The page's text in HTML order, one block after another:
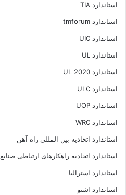
استاندارد TIA
استاندارد tmforum
استاندارد UIC
استاندارد UL
استاندارد UL 2020
استاندارد ULC
استاندارد UOP
استاندارد WRC
استاندارد اتحاديه بين المللي راه آهن
استاندارد اتحادیه راهکارهای ارتباطی صنایع
استاندارد استرالیا
استاندارد اشتو